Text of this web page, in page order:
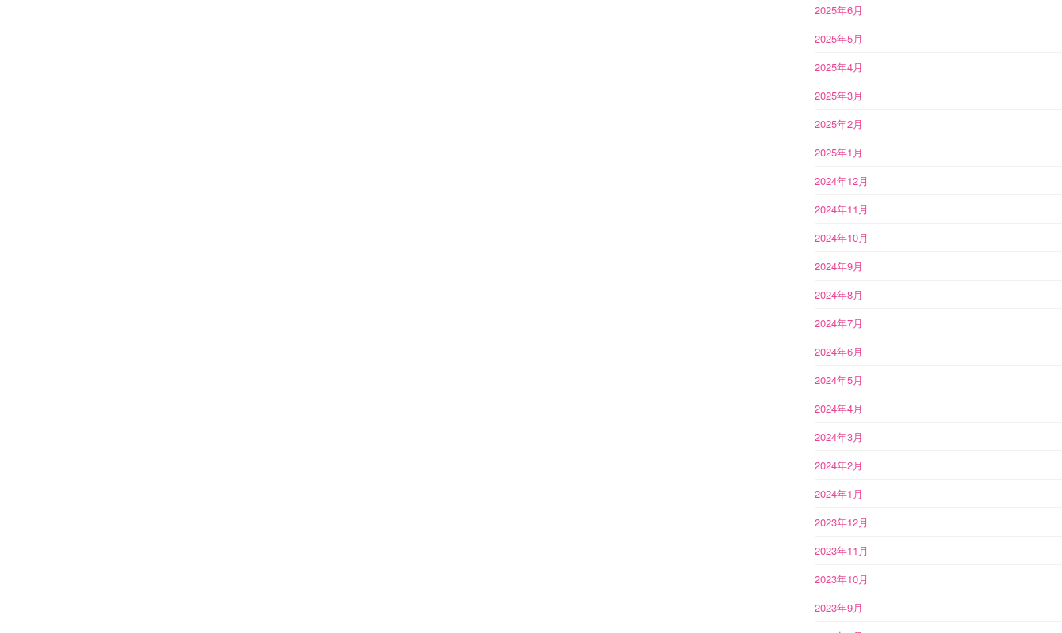
2025年6月
2025年5月
2025年4月
2025年3月
2025年2月
2025年1月
2024年12月
2024年11月
2024年10月
2024年9月
2024年8月
2024年7月
2024年6月
2024年5月
2024年4月
2024年3月
2024年2月
2024年1月
2023年12月
2023年11月
2023年10月
2023年9月